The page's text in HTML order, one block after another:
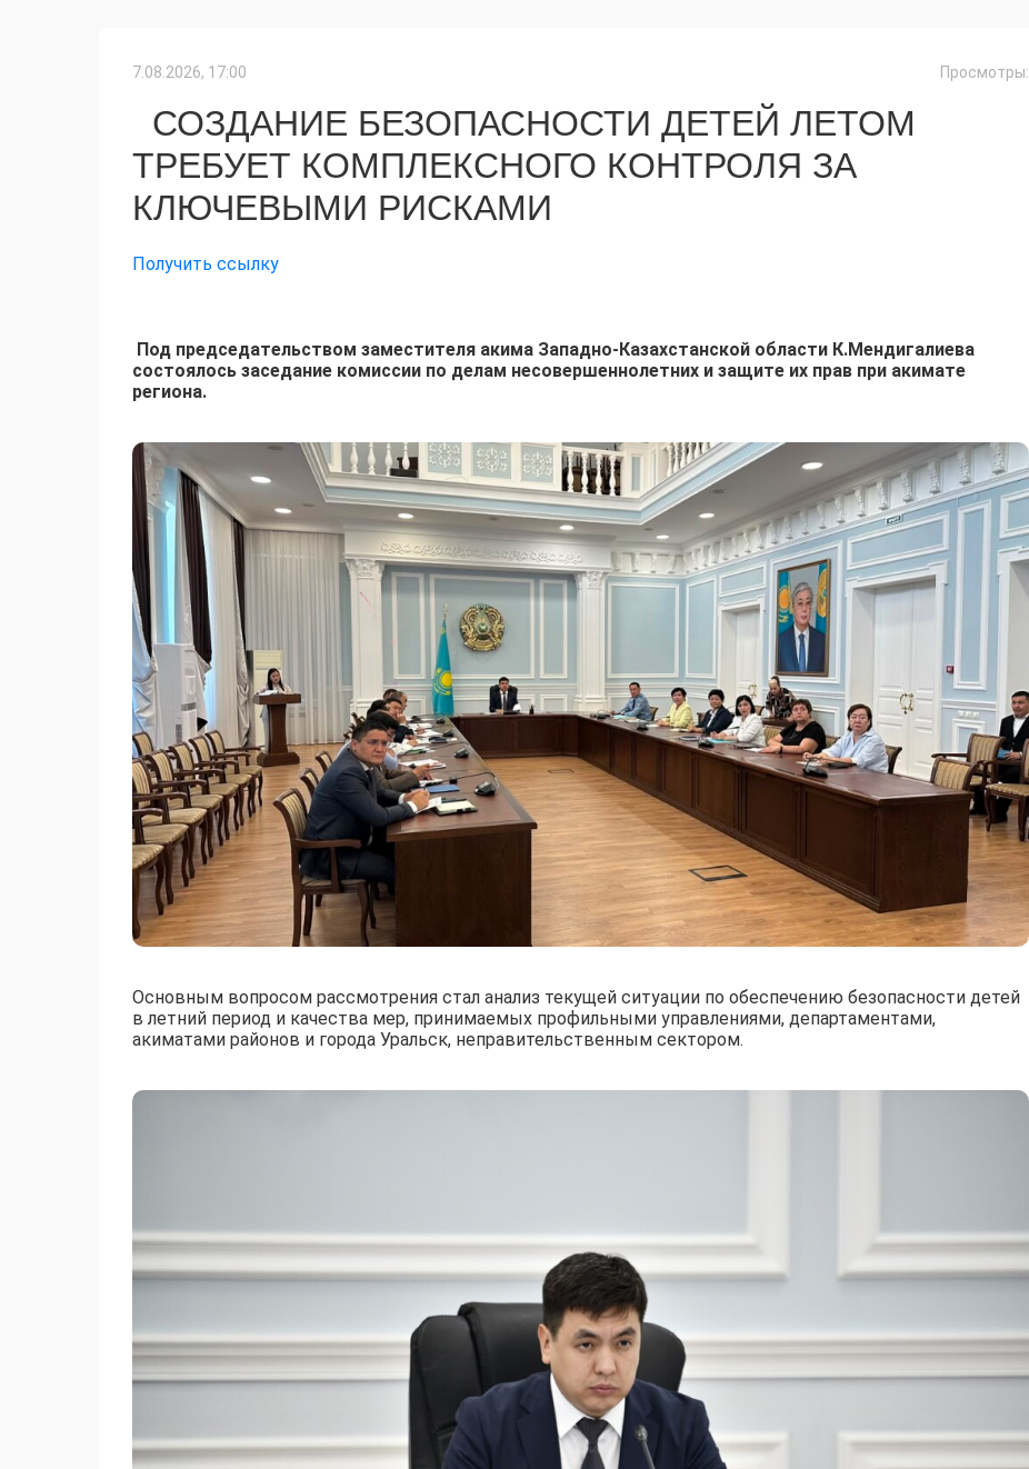
7.08.2026, 17:00 Просмотры:
СОЗДАНИЕ БЕЗОПАСНОСТИ ДЕТЕЙ ЛЕТОМ
ТРЕБУЕТ КОМПЛЕКСНОГО КОНТРОЛЯ ЗА
КЛЮЧЕВЫМИ РИСКАМИ
Получить ссылку
Под председательством заместителя акима Западно-Казахстанской области К.Мендигалиева
состоялось заседание комиссии по делам несовершеннолетних и защите их прав при акимате
региона.
Основным вопросом рассмотрения стал анализ текущей ситуации по обеспечению безопасности детей
в летний период и качества мер, принимаемых профильными управлениями, департаментами,
акиматами районов и города Уральск, неправительственным сектором.